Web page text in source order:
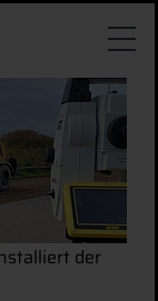
der